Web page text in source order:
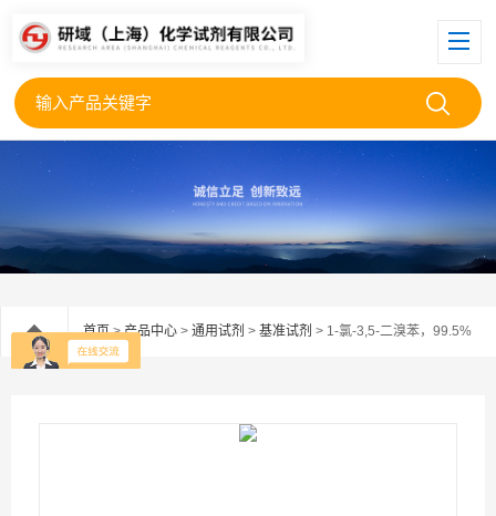
首页>产品中心 > 通用试剂 > 基准试剂 > 1-氯-3,5-二溴苯，99.5%